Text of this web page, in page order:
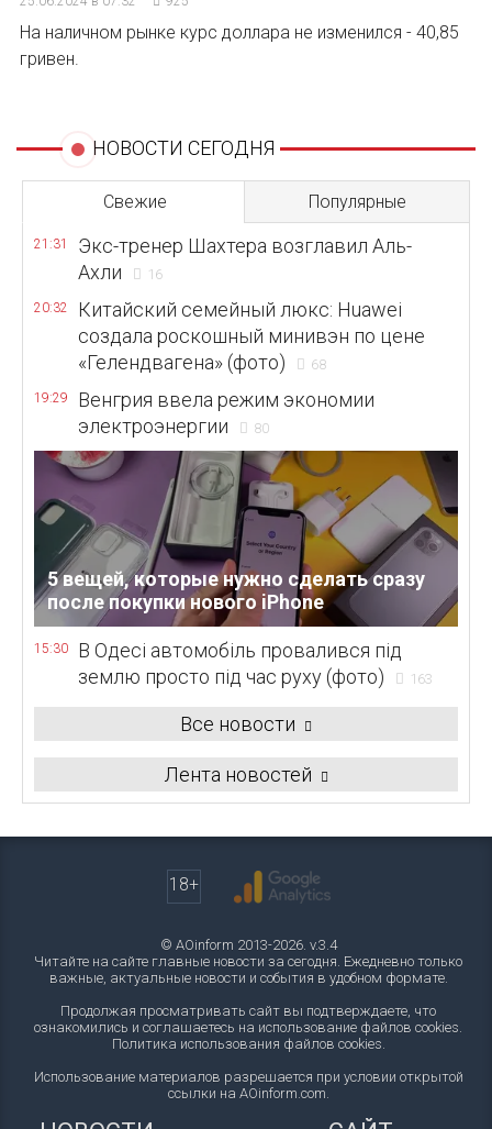
На наличном рынке курс доллара не изменился - 40,85
гривен.
НОВОСТИ СЕГОДНЯ
Свежие Популярные
21:31
Экс-тренер Шахтера возглавил Аль-
Ахли
16
20:32
Китайский семейный люкс: Huawei
создала роскошный минивэн по цене
«Гелендвагена» (фото)
68
19:29
Венгрия ввела режим экономии
электроэнергии
80
5 вещей, которые нужно сделать сразу
после покупки нового iPhone
15:30
В Одесі автомобіль провалився під
землю просто під час руху (фото)
163
Все новости
Лента новостей
18+
© AOinform 2013-2026. v.3.4
Читайте на сайте главные новости за сегодня. Ежедневно только
важные, актуальные новости и события в удобном формате.
Продолжая просматривать сайт вы подтверждаете, что
ознакомились и соглашаетесь на использование файлов cookies.
Политика использования файлов cookies.
Использование материалов разрешается при условии открытой
ссылки на AOinform.com.